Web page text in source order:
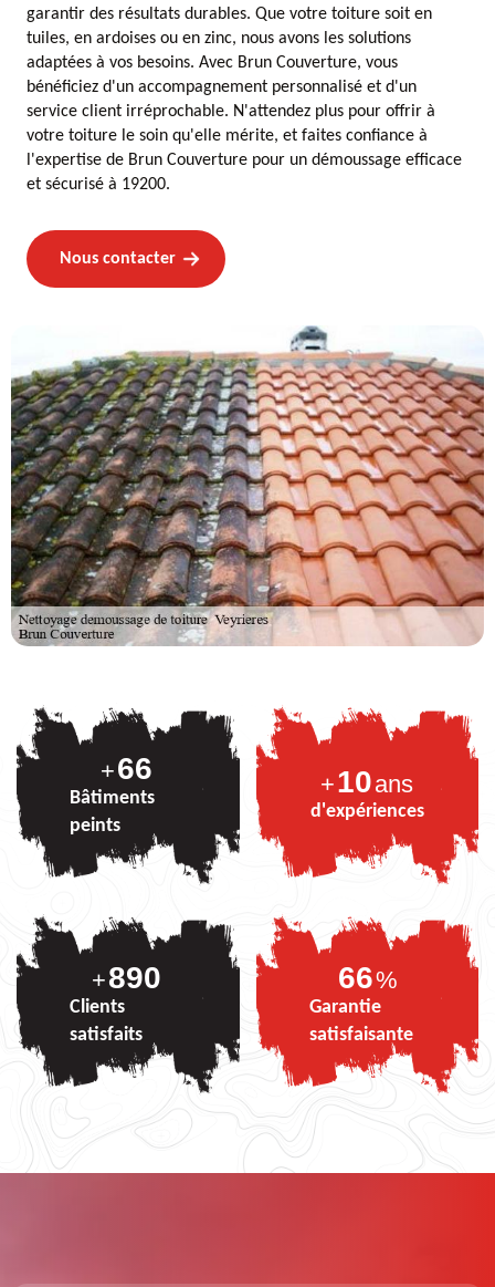
garantir des résultats durables. Que votre toiture soit en
tuiles, en ardoises ou en zinc, nous avons les solutions
adaptées à vos besoins. Avec Brun Couverture, vous
bénéficiez d'un accompagnement personnalisé et d'un
service client irréprochable. N'attendez plus pour offrir à
votre toiture le soin qu'elle mérite, et faites confiance à
l'expertise de Brun Couverture pour un démoussage efficace
et sécurisé à 19200.
Nous contacter
+83
Bâtiments
peints
+10ans
d'expériences
+890
Clients
satisfaits
83%
Garantie
satisfaisante